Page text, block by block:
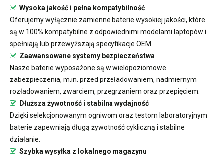
Wysoka jakość i pełna kompatybilność
Oferujemy wyłącznie zamienne baterie wysokiej jakości, które
są w 100% kompatybilne z odpowiednimi modelami laptopów i
spełniają lub przewyższają specyfikacje OEM.
Zaawansowane systemy bezpieczeństwa
Nasze baterie wyposażone są w wielopoziomowe
zabezpieczenia, m.in. przed przeładowaniem, nadmiernym
rozładowaniem, zwarciem, przegrzaniem oraz przepięciem.
Dłuższa żywotność i stabilna wydajność
Dzięki selekcjonowanym ogniwom oraz testom laboratoryjnym
baterie zapewniają długą żywotność cykliczną i stabilne
działanie.
Szybka wysyłka z lokalnego magazynu